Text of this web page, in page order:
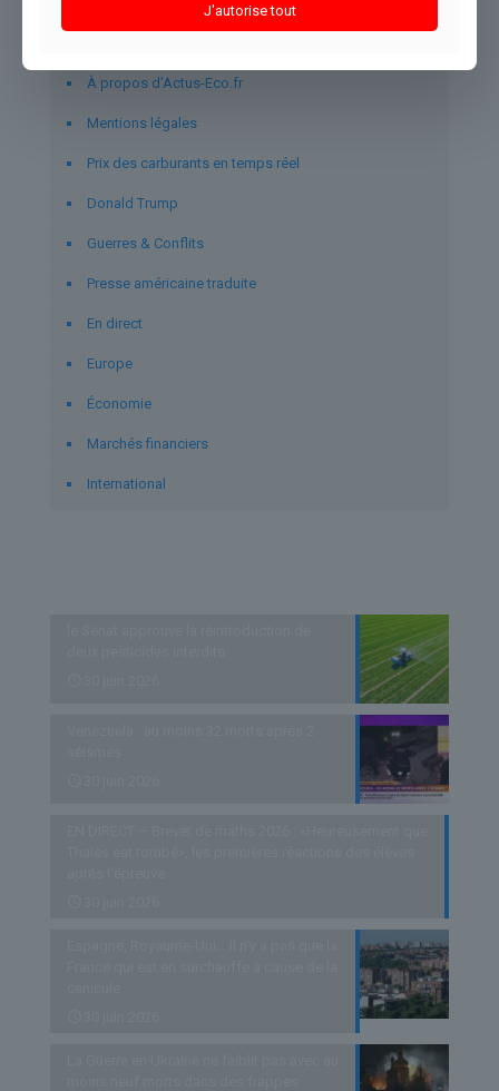
Liens utiles
À propos d’Actus-Eco.fr
Mentions légales
Prix des carburants en temps réel
Donald Trump
Guerres & Conflits
Presse américaine traduite
En direct
Europe
Économie
Marchés financiers
International
J'autorise tout